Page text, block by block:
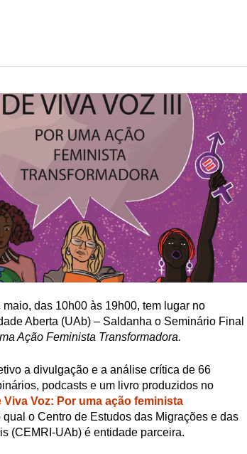
das 10h00 às 19h00, tem lugar no
Aberta (UAb) – Saldanha o Seminário Final
Ação Feminista Transformadora.
a divulgação e a análise crítica de 66
podcasts e um livro produzidos no
Viva Voz: Por uma ação feminista
qual o Centro de Estudos das Migrações e das
(CEMRI-UAb) é entidade parceira.